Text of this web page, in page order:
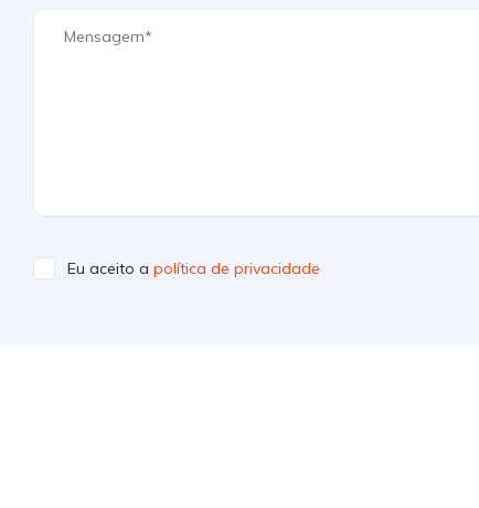
Eu aceito a política de privacidade